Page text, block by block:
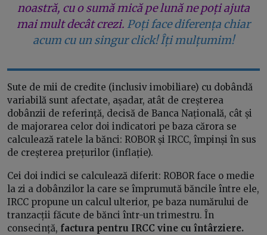
noastră, cu o sumă mică pe lună ne poți ajuta
mai mult decât crezi. Poți face diferența chiar
acum cu un singur click! Îți mulțumim!
Sute de mii de credite (inclusiv imobiliare) cu dobândă
variabilă sunt afectate, așadar, atât de creșterea
dobânzii de referință, decisă de Banca Națională, cât și
de majorarea celor doi indicatori pe baza cărora se
calculează ratele la bănci: ROBOR și IRCC, împinși în sus
de creșterea prețurilor (inflație).
Cei doi indici se calculează diferit: ROBOR face o medie
la zi a dobânzilor la care se împrumută băncile între ele,
IRCC propune un calcul ulterior, pe baza numărului de
tranzacții făcute de bănci într-un trimestru. În
consecință, factura pentru IRCC vine cu întârziere.